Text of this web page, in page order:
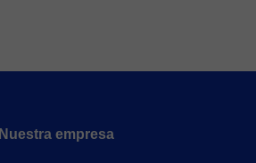
Nuestra empresa